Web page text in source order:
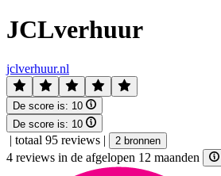
JCLverhuur
jclverhuur.nl
De score is: 10
De score is: 10
| totaal 95 reviews | 2 bronnen
4 reviews in de afgelopen 12 maanden